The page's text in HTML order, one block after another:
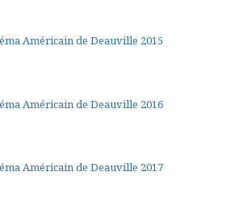
Américain de Deauville 2015
Américain de Deauville 2016
Américain de Deauville 2017